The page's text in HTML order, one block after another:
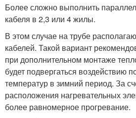
Более сложно выполнить
кабеля в 2,3 или 4 жилы.
В этом случае на трубе
кабелей. Такой вариант
при дополнительном монтаже
будет подвергаться воздействию
температур в зимний период. За
расположения нагревательных
более равномерное прогревание.